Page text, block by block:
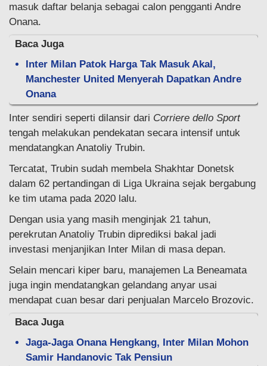
masuk daftar belanja sebagai calon pengganti Andre
Onana.
Baca Juga
Inter Milan Patok Harga Tak Masuk Akal,
Manchester United Menyerah Dapatkan Andre
Onana
Inter sendiri seperti dilansir dari Corriere dello Sport
tengah melakukan pendekatan secara intensif untuk
mendatangkan Anatoliy Trubin.
Tercatat, Trubin sudah membela Shakhtar Donetsk
dalam 62 pertandingan di Liga Ukraina sejak bergabung
ke tim utama pada 2020 lalu.
Dengan usia yang masih menginjak 21 tahun,
perekrutan Anatoliy Trubin diprediksi bakal jadi
investasi menjanjikan Inter Milan di masa depan.
Selain mencari kiper baru, manajemen La Beneamata
juga ingin mendatangkan gelandang anyar usai
mendapat cuan besar dari penjualan Marcelo Brozovic.
Baca Juga
Jaga-Jaga Onana Hengkang, Inter Milan Mohon
Samir Handanovic Tak Pensiun